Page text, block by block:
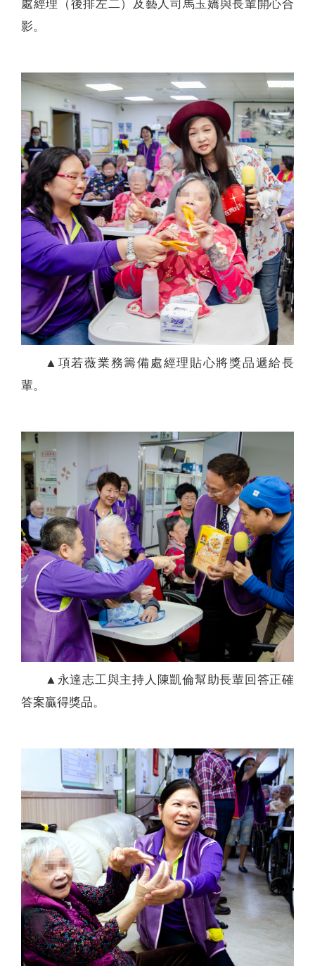
處經理（後排左二）及藝人司馬玉嬌與長輩開心合
影。
▲項若薇業務籌備處經理貼心將獎品遞給長
輩。
▲永達志工與主持人陳凱倫幫助長輩回答正確
答案贏得獎品。